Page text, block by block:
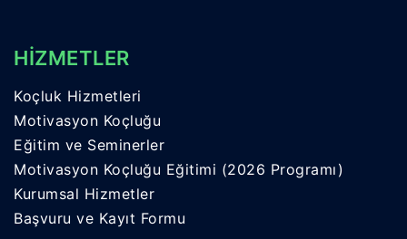
HİZMETLER
Koçluk Hizmetleri
Motivasyon Koçluğu
Eğitim ve Seminerler
Motivasyon Koçluğu Eğitimi (2026 Programı)
Kurumsal Hizmetler
Başvuru ve Kayıt Formu